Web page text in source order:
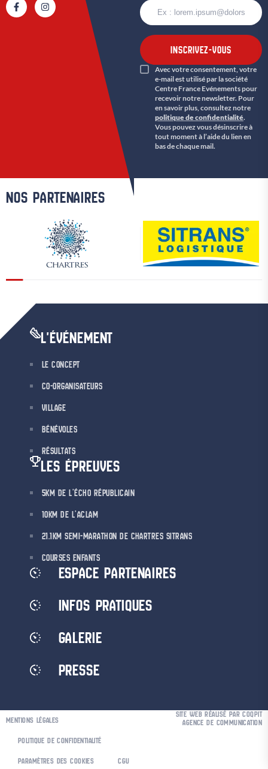
INSCRIVEZ-VOUS
Avec votre consentement, votre
e-mail est utilisé par la société
Centre France Evénements pour
recevoir notre newsletter. Pour
en savoir plus, consultez notre
politique de confidentialité.
Vous pouvez vous désinscrire à
tout moment à l’aide du lien en
bas de chaque mail.
NOS PARTENAIRES
L'ÉVÉNEMENT
LE CONCEPT
CO-ORGANISATEURS
VILLAGE
BÉNÉVOLES
RÉSULTATS
LES ÉPREUVES
5KM DE L’ÉCHO RÉPUBLICAIN
10KM DE L’ACLAM
21.1KM SEMI-MARATHON DE CHARTRES SITRANS
COURSES ENFANTS
ESPACE PARTENAIRES
INFOS PRATIQUES
GALERIE
PRESSE
MENTIONS LÉGALES
POLITIQUE DE CONFIDENTIALITÉ
PARAMÈTRES DES COOKIES
CGU
SITE WEB RÉALISÉ PAR COQPIT
AGENCE DE COMMUNICATION